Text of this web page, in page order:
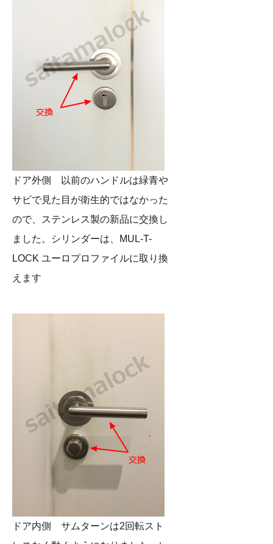
ドア外側 以前のハンドルは緑青や
サビで見た目が衛生的ではなかった
ので、ステンレス製の新品に交換し
ました。シリンダーは、MUL-T-
LOCK ユーロプロファイルに取り換
えます
ドア内側 サムターンは2回転スト